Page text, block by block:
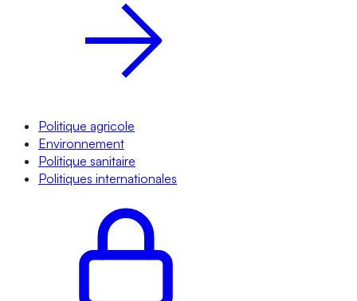
Politique agricole
Environnement
Politique sanitaire
Politiques internationales